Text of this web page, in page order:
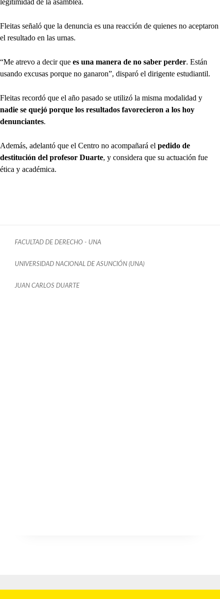
legitimidad de la asamblea.
Fleitas señaló que la denuncia es una reacción de quienes no aceptaron
el resultado en las urnas.
“Me atrevo a decir que es una manera de no saber perder. Están
usando excusas porque no ganaron”, disparó el dirigente estudiantil.
Fleitas recordó que el año pasado se utilizó la misma modalidad y
nadie se quejó porque los resultados favorecieron a los hoy
denunciantes.
Además, adelantó que el Centro no acompañará el pedido de
destitución del profesor Duarte, y considera que su actuación fue
ética y académica.
FACULTAD DE DERECHO - UNA
UNIVERSIDAD NACIONAL DE ASUNCIÓN (UNA)
JUAN CARLOS DUARTE